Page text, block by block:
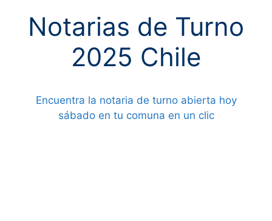
Notarias de Turno
2025 Chile
Encuentra la notaria de turno abierta hoy
sábado en tu comuna en un clic